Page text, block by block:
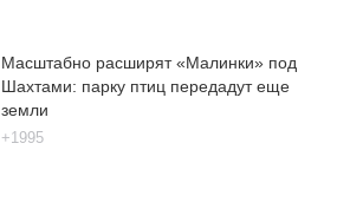
Масштабно расширят «Малинки» под
Шахтами: парку птиц передадут еще
земли
+1995